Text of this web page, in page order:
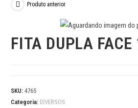
Produto anterior
FITA DUPLA
SKU:4765
Categoria: DIVERSOS